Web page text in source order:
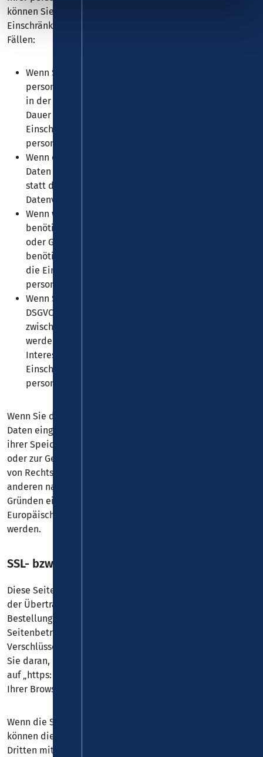
können Sie sich jederzeit an uns wenden. Das Recht auf
Einschränkung der Verarbeitung besteht in folgenden
Fällen:
Wenn Sie die Richtigkeit Ihrer bei uns gespeicherten
personenbezogenen Daten bestreiten, benötigen wir
in der Regel Zeit, um dies zu überprüfen. Für die
Dauer der Prüfung haben Sie das Recht, die
Einschränkung der Verarbeitung Ihrer
personenbezogenen Daten zu verlangen.
Wenn die Verarbeitung Ihrer personenbezogenen
Daten unrechtmäßig geschah/geschieht, können Sie
statt der Löschung die Einschränkung der
Datenverarbeitung verlangen.
Wenn wir Ihre personenbezogenen Daten nicht mehr
benötigen, Sie sie jedoch zur Ausübung, Verteidigung
oder Geltendmachung von Rechtsansprüchen
benötigen, haben Sie das Recht, statt der Löschung
die Einschränkung der Verarbeitung Ihrer
personenbezogenen Daten zu verlangen.
Wenn Sie einen Widerspruch nach Art. 21 Abs. 1
DSGVO eingelegt haben, muss eine Abwägung
zwischen Ihren und unseren Interessen vorgenommen
werden. Solange noch nicht feststeht, wessen
Interessen überwiegen, haben Sie das Recht, die
Einschränkung der Verarbeitung Ihrer
personenbezogenen Daten zu verlangen.
Wenn Sie die Verarbeitung Ihrer personenbezogenen
Daten eingeschränkt haben, dürfen diese Daten – von
ihrer Speicherung abgesehen – nur mit Ihrer Einwilligung
oder zur Geltendmachung, Ausübung oder Verteidigung
von Rechtsansprüchen oder zum Schutz der Rechte einer
anderen natürlichen oder juristischen Person oder aus
Gründen eines wichtigen öffentlichen Interesses der
Europäischen Union oder eines Mitgliedstaats verarbeitet
werden.
SSL- bzw. TLS-Verschlüsselung
Diese Seite nutzt aus Sicherheitsgründen und zum Schutz
der Übertragung vertraulicher Inhalte, wie zum Beispiel
Bestellungen oder Anfragen, die Sie an uns als
Seitenbetreiber senden, eine SSL- bzw. TLS-
Verschlüsselung. Eine verschlüsselte Verbindung erkennen
Sie daran, dass die Adresszeile des Browsers von „http://“
auf „https://“ wechselt und an dem Schloss-Symbol in
Ihrer Browserzeile.
Wenn die SSL- bzw. TLS-Verschlüsselung aktiviert ist,
können die Daten, die Sie an uns übermitteln, nicht von
Dritten mitgelesen werden.